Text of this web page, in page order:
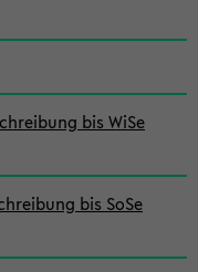
bis WiSe
bis SoSe